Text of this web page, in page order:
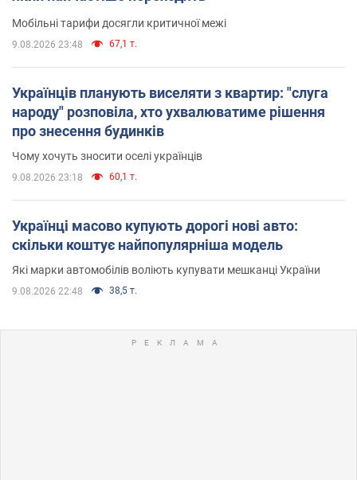
Мобільні тарифи досягли критичної межі
9.08.2026 23:48 67,1 т.
Українців планують виселяти з квартир: "слуга
народу" розповіла, хто ухвалюватиме рішення
про знесення будинків
Чому хочуть зносити оселі українців
9.08.2026 23:18 60,1 т.
Українці масово купують дорогі нові авто:
скільки коштує найпопулярніша модель
Які марки автомобілів воліють купувати мешканці України
9.08.2026 22:48 38,5 т.